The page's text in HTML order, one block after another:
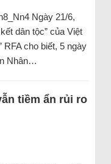
Ngày 21/6,
dân tộc” của Việt
cho biết, 5 ngày
Nhân…
tiềm ẩn rủi ro